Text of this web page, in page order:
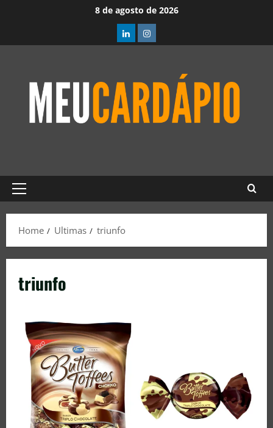
8 de agosto de 2026
Home Ultimas triunfo
triunfo